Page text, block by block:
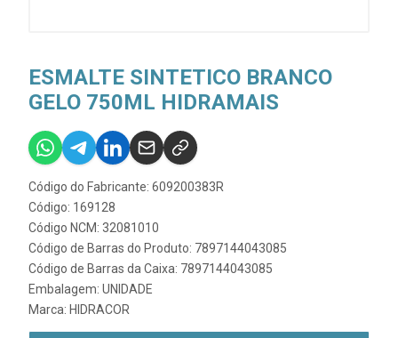
ESMALTE SINTETICO BRANCO
GELO 750ML HIDRAMAIS
Código do Fabricante: 609200383R
Código: 169128
Código NCM: 32081010
Código de Barras do Produto: 7897144043085
Código de Barras da Caixa: 7897144043085
Embalagem: UNIDADE
Marca: HIDRACOR